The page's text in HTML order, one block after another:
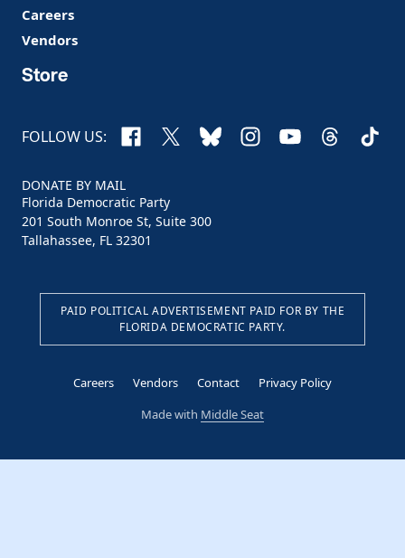
Careers
Vendors
Store
FOLLOW US: Facebook
X BlueskyInstagram
YouTubeThreads
DONATE BY MAIL
Florida Democratic Party
201 South Monroe St, Suite 300
Tallahassee, FL 32301
PAID POLITICAL ADVERTISEMENT PAID FOR BY THE
FLORIDA DEMOCRATIC PARTY.
Careers Vendors Contact
Privacy Policy
Made with Middle Seat